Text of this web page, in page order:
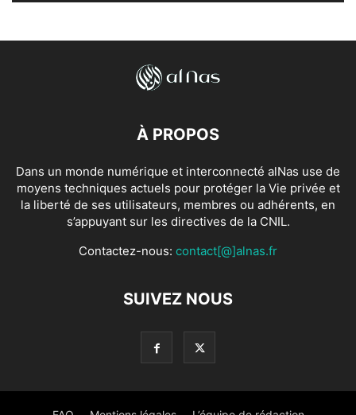
À PROPOS
Dans un monde numérique et interconnecté alNas use de
moyens techniques actuels pour protéger la Vie privée et
la liberté de ses utilisateurs, membres ou adhérents, en
s’appuyant sur les directives de la CNIL.
Contactez-nous: contact[@]alnas.fr
SUIVEZ NOUS